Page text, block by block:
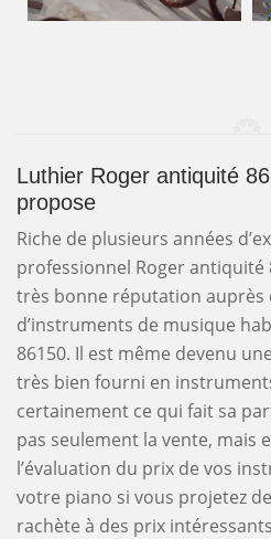
Luthier Roger antiquité
propose
Riche de plusieurs années
professionnel Roger antiquité
très bonne réputation auprès
d’instruments de musique
86150. Il est même devenu
très bien fourni en
certainement ce qui fait sa
pas seulement la vente, mais
l’évaluation du prix de vos
votre piano si vous projetez
rachète à des prix